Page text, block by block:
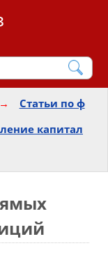
→
Статьи по ф
капитал